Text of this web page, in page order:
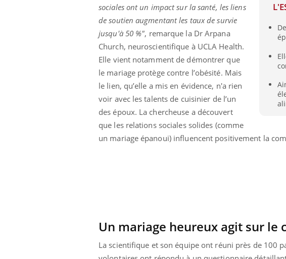
sociales ont un impact sur la santé, les liens
de soutien augmentant les taux de survie
jusqu'à 50 %", remarque la Dr Arpana
Church, neuroscientifique à UCLA Health.
Elle vient notamment de démontrer que
le mariage protège contre l’obésité. Mais
le lien, qu’elle a mis en évidence, n'a rien
voir avec les talents de cuisinier de l’un
des époux. La chercheuse a découvert
que les relations sociales solides (comme
un mariage épanoui) influencent positivement la
Un mariage heureux agit sur
La scientifique et son équipe ont réuni près de 100
Il y a des sujets qui sont faciles à aborder...
d'autres non ! D'un côté, poser des
questions sur la maladie d'un proche c'est
Fatigue, irritabilité,
même alopécie… Les
carence en fer sont
...